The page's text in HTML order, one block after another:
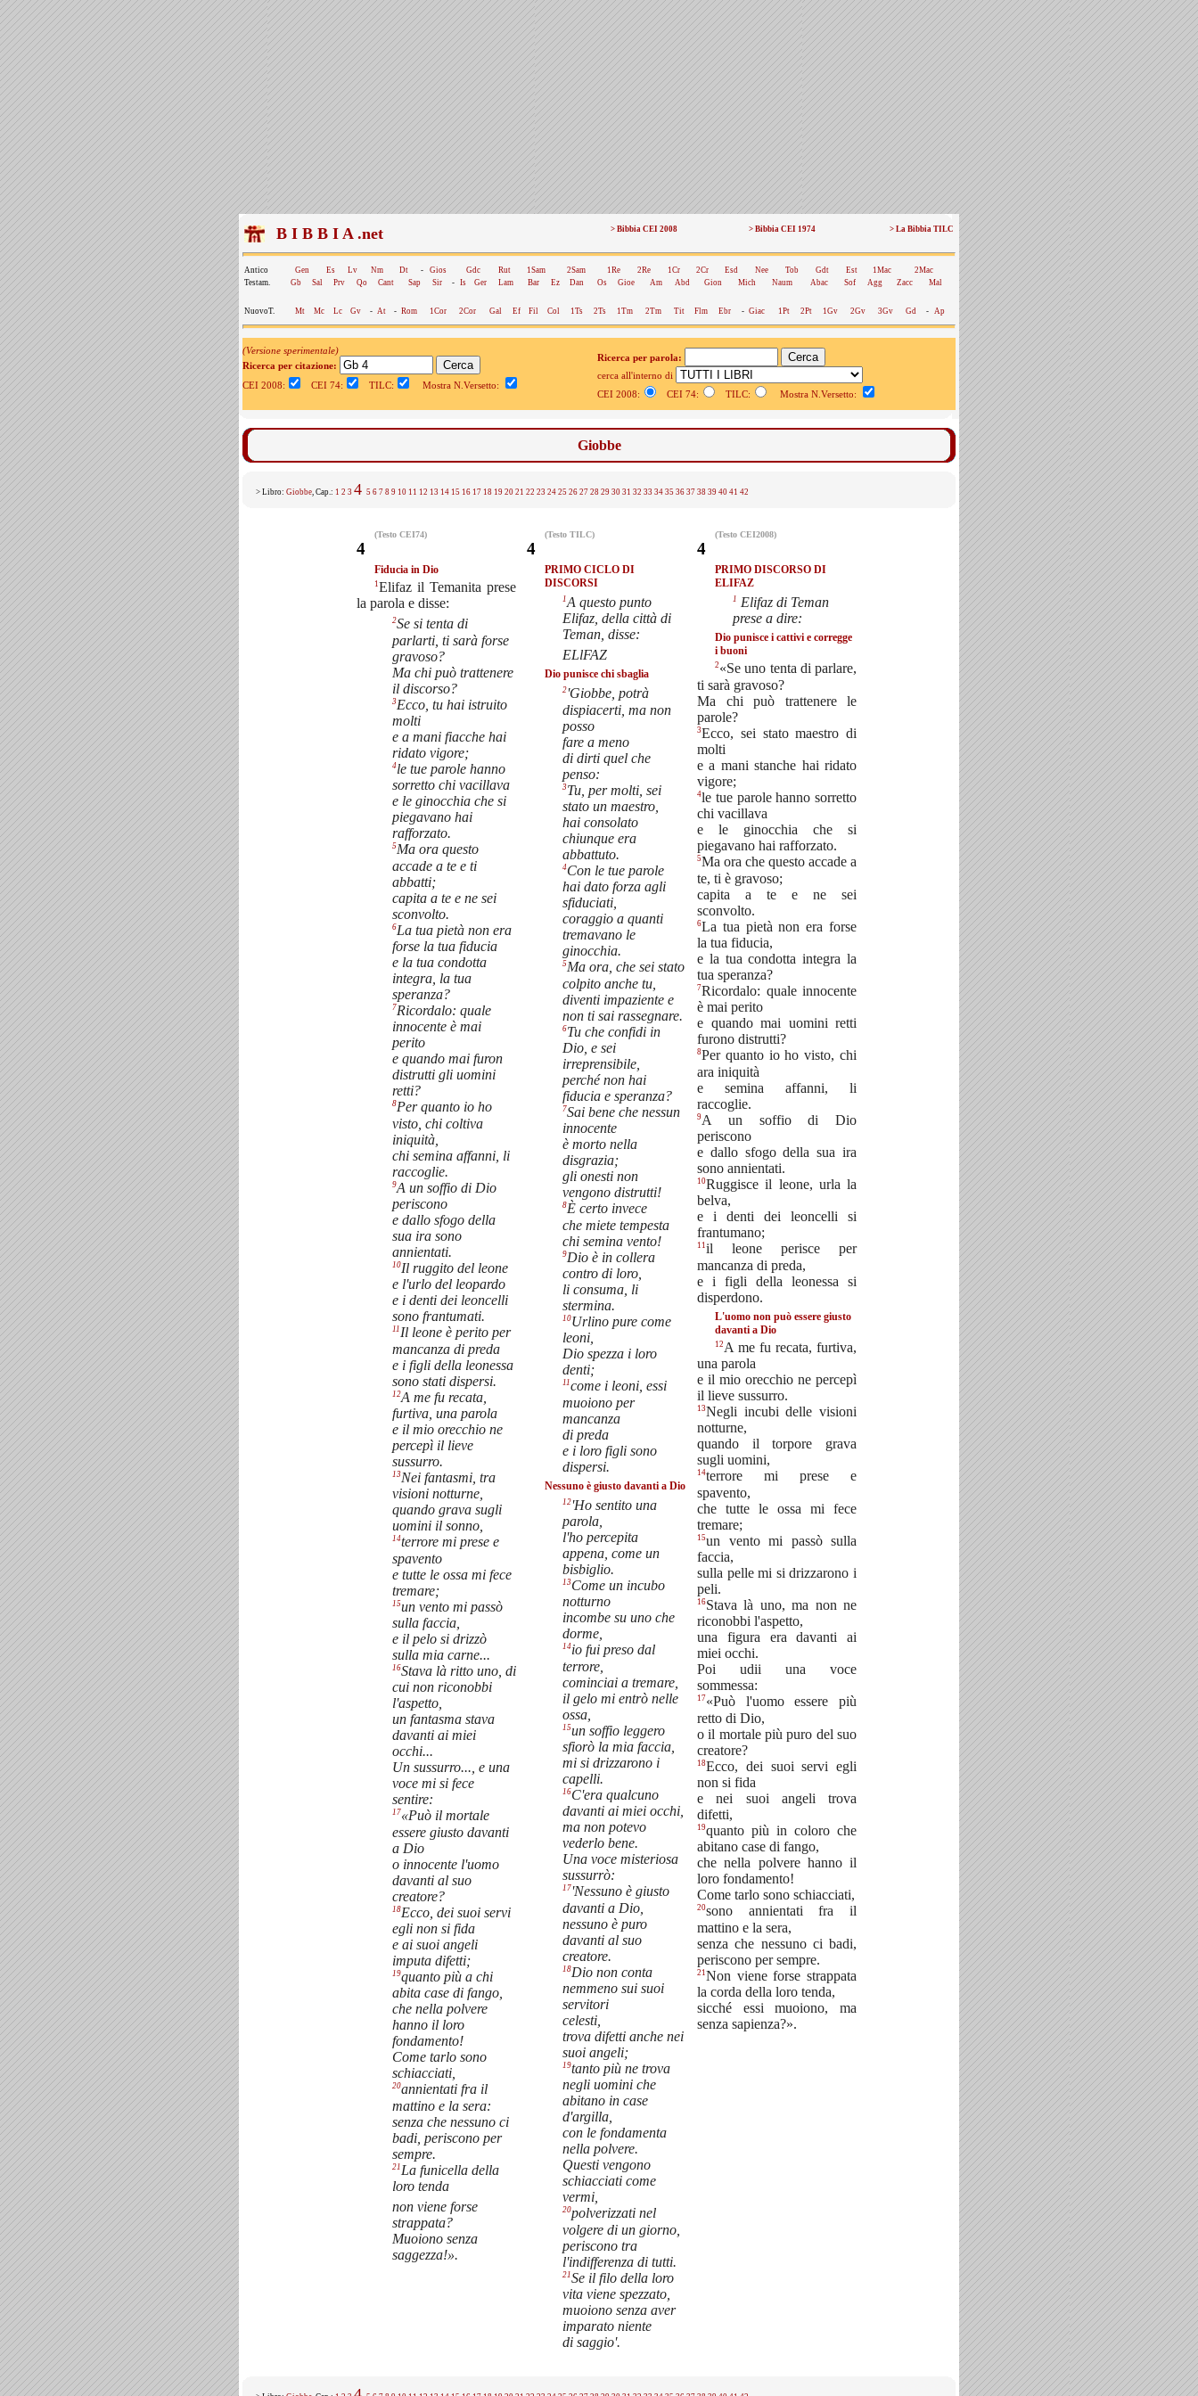
B I B B I A .net > Bibbia CEI 2008 > Bibbia CEI 1974 > La Bibbia TILC
Antico Gen Es Lv Nm Dt - Gios Gdc Rut 1Sam 2Sam 1Re 2Re 1Cr 2Cr Esd Nee Tob Gdt Est 1Mac
2Mac
Testam.
Gb Sal Prv Qo Cant Sap Sir - Is Ger Lam Bar Ez Dan Os Gioe Am Abd Gion Mich Naum Abac Sof Agg Zacc Mal
NuovoT. Mt Mc Lc Gv - At - Rom 1Cor 2Cor Gal Ef Fil Col 1Ts 2Ts 1Tm 2Tm Tit Flm Ebr - Giac 1Pt 2Pt 1Gv 2Gv 3Gv Gd - Ap
(Versione sperimentale)
Ricerca per citazione:
CEI 2008:
CEI 74: TILC: Mostra N.Versetto:
Ricerca per parola:
cerca all'interno di
CEI 2008:
CEI 74: TILC: Mostra N.Versetto:
Giobbe
> Libro: Giobbe, Cap.: 1 2 3 4 5 6 7 8 9 10 11 12 13 14 15 16 17 18 19 20 21 22 23 24 25 26 27 28 29 30 31 32 33 34 35 36 37 38 39 40 41 42
(Testo CEI74)
4
Fiducia in Dio
1Elifaz il Temanita prese
la parola e disse:
2Se si tenta di
parlarti, ti sarà forse
gravoso?
Ma chi può trattenere
il discorso?
3Ecco, tu hai istruito
molti
e a mani fiacche hai
ridato vigore;
4le tue parole hanno
sorretto chi vacillava
e le ginocchia che si
piegavano hai
rafforzato.
5Ma ora questo
accade a te e ti
abbatti;
capita a te e ne sei
sconvolto.
6La tua pietà non era
forse la tua fiducia
e la tua condotta
integra, la tua
speranza?
7Ricordalo: quale
innocente è mai
perito
e quando mai furon
distrutti gli uomini
retti?
8Per quanto io ho
visto, chi coltiva
iniquità,
chi semina affanni, li
raccoglie.
9A un soffio di Dio
periscono
e dallo sfogo della
sua ira sono
annientati.
10Il ruggito del leone
e l'urlo del leopardo
e i denti dei leoncelli
sono frantumati.
11Il leone è perito per
mancanza di preda
e i figli della leonessa
sono stati dispersi.
12A me fu recata,
furtiva, una parola
e il mio orecchio ne
percepì il lieve
sussurro.
13Nei fantasmi, tra
visioni notturne,
quando grava sugli
uomini il sonno,
14terrore mi prese e
spavento
e tutte le ossa mi fece
tremare;
15un vento mi passò
sulla faccia,
e il pelo si drizzò
sulla mia carne...
16Stava là ritto uno, di
cui non riconobbi
l'aspetto,
un fantasma stava
davanti ai miei
occhi...
Un sussurro..., e una
voce mi si fece
sentire:
17«Può il mortale
essere giusto davanti
a Dio
o innocente l'uomo
davanti al suo
creatore?
18Ecco, dei suoi servi
egli non si fida
e ai suoi angeli
imputa difetti;
19quanto più a chi
abita case di fango,
che nella polvere
hanno il loro
fondamento!
Come tarlo sono
schiacciati,
20annientati fra il
mattino e la sera:
senza che nessuno ci
badi, periscono per
sempre.
21 La funicella della
loro tenda
non viene forse
strappata?
Muoiono senza
saggezza!».
(Testo TILC)
4
PRIMO CICLO DI
DISCORSI
1A questo punto
Elifaz, della città di
Teman, disse:
ELlFAZ
Dio punisce chi sbaglia
2 'Giobbe, potrà
dispiacerti, ma non
posso
fare a meno
di dirti quel che
penso:
3Tu, per molti, sei
stato un maestro,
hai consolato
chiunque era
abbattuto.
4Con le tue parole
hai dato forza agli
sfiduciati,
coraggio a quanti
tremavano le
ginocchia.
5Ma ora, che sei stato
colpito anche tu,
diventi impaziente e
non ti sai rassegnare.
6Tu che confidi in
Dio, e sei
irreprensibile,
perché non hai
fiducia e speranza?
7Sai bene che nessun
innocente
è morto nella
disgrazia;
gli onesti non
vengono distrutti!
8È certo invece
che miete tempesta
chi semina vento!
9Dio è in collera
contro di loro,
li consuma, li
stermina.
10Urlino pure come
leoni,
Dio spezza i loro
denti;
11come i leoni, essi
muoiono per
mancanza
di preda
e i loro figli sono
dispersi.
Nessuno è giusto davanti a Dio
12 'Ho sentito una
parola,
l'ho percepita
appena, come un
bisbiglio.
13Come un incubo
notturno
incombe su uno che
dorme,
14io fui preso dal
terrore,
cominciai a tremare,
il gelo mi entrò nelle
ossa,
15un soffio leggero
sfiorò la mia faccia,
mi si drizzarono i
capelli.
16C'era qualcuno
davanti ai miei occhi,
ma non potevo
vederlo bene.
Una voce misteriosa
sussurrò:
17 'Nessuno è giusto
davanti a Dio,
nessuno è puro
davanti al suo
creatore.
18Dio non conta
nemmeno sui suoi
servitori
celesti,
trova difetti anche nei
suoi angeli;
19tanto più ne trova
negli uomini che
abitano in case
d'argilla,
con le fondamenta
nella polvere.
Questi vengono
schiacciati come
vermi,
20polverizzati nel
volgere di un giorno,
periscono tra
l'indifferenza di tutti.
21Se il filo della loro
vita viene spezzato,
muoiono senza aver
imparato niente
di saggio'.
(Testo CEI2008)
4
PRIMO DISCORSO DI
ELIFAZ
1 Elifaz di Teman
prese a dire:
Dio punisce i cattivi e corregge
i buoni
2 «Se uno tenta di parlare,
ti sarà gravoso?
Ma chi può trattenere le
parole?
3Ecco, sei stato maestro di
molti
e a mani stanche hai ridato
vigore;
4le tue parole hanno sorretto
chi vacillava
e le ginocchia che si
piegavano hai rafforzato.
5Ma ora che questo accade a
te, ti è gravoso;
capita a te e ne sei
sconvolto.
6La tua pietà non era forse
la tua fiducia,
e la tua condotta integra la
tua speranza?
7Ricordalo: quale innocente
è mai perito
e quando mai uomini retti
furono distrutti?
8Per quanto io ho visto, chi
ara iniquità
e semina affanni, li
raccoglie.
9A un soffio di Dio
periscono
e dallo sfogo della sua ira
sono annientati.
10Ruggisce il leone, urla la
belva,
e i denti dei leoncelli si
frantumano;
11il leone perisce per
mancanza di preda,
e i figli della leonessa si
disperdono.
L'uomo non può essere giusto
davanti a Dio
12 A me fu recata, furtiva,
una parola
e il mio orecchio ne percepì
il lieve sussurro.
13Negli incubi delle visioni
notturne,
quando il torpore grava
sugli uomini,
14terrore mi prese e
spavento,
che tutte le ossa mi fece
tremare;
15un vento mi passò sulla
faccia,
sulla pelle mi si drizzarono i
peli.
16Stava là uno, ma non ne
riconobbi l'aspetto,
una figura era davanti ai
miei occhi.
Poi udii una voce
sommessa:
17«Può l'uomo essere più
retto di Dio,
o il mortale più puro del suo
creatore?
18Ecco, dei suoi servi egli
non si fida
e nei suoi angeli trova
difetti,
19quanto più in coloro che
abitano case di fango,
che nella polvere hanno il
loro fondamento!
Come tarlo sono schiacciati,
20sono annientati fra il
mattino e la sera,
senza che nessuno ci badi,
periscono per sempre.
21 Non viene forse strappata
la corda della loro tenda,
sicché essi muoiono, ma
senza sapienza?».